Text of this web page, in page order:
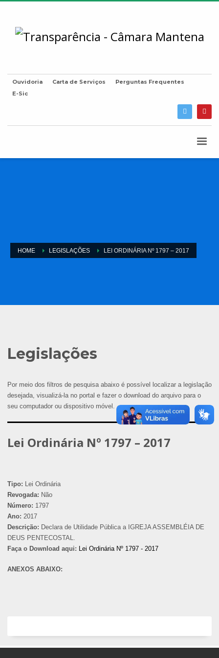
Ouvidoria Carta de Serviços
Perguntas Frequentes
E-Sic
HOME LEGISLAÇÕES LEI ORDINÁRIA Nº 1797 – 2017
Legislações
Por meio dos filtros de pesquisa abaixo é possível localizar a legislação
desejada, visualizá-la no portal e fazer o download do arquivo para o
seu computador ou dispositivo móvel.
Lei Ordinária Nº 1797 – 2017
Tipo: Lei Ordinária
Revogada: Não
Número: 1797
Ano: 2017
Descrição: Declara de Utilidade Pública a IGREJA ASSEMBLÉIA DE
DEUS PENTECOSTAL.
Faça o Download aqui: Lei Ordinária Nº 1797 - 2017
ANEXOS ABAIXO: